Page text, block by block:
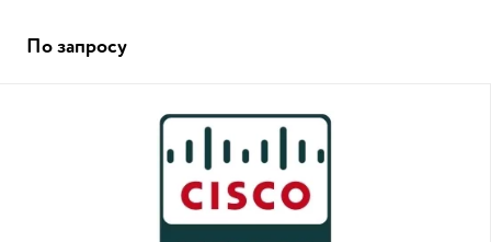
По запросу